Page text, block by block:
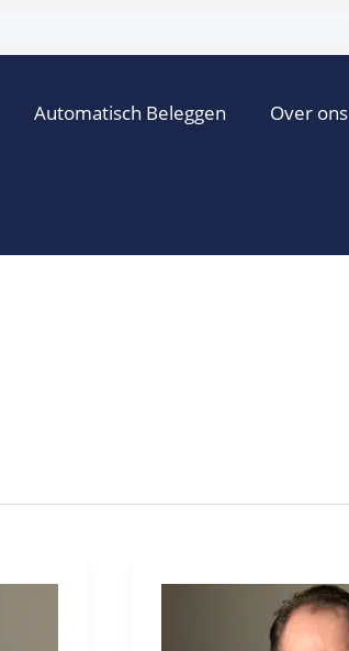
Automatisch Beleggen Over ons
Middelkoop: